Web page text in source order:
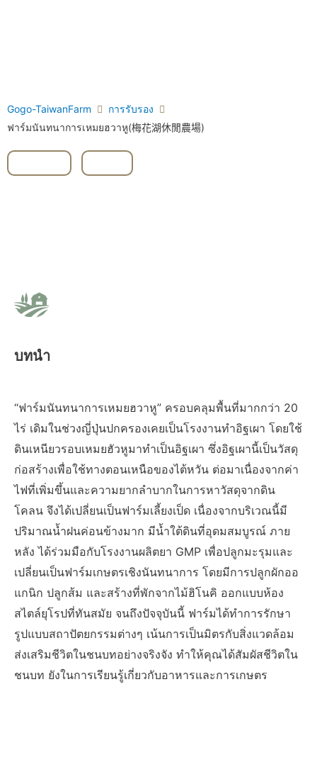
Gogo-TaiwanFarm
การรับรอง
ฟาร์มนันทนาการเหมยฮวาหู(梅花湖休閒農場)
บทนำ
“ฟาร์มนันทนาการเหมยฮวาหู” ครอบคลุมพื้นที่มากกว่า 20
ไร่ เดิมในช่วงญี่ปุ่นปกครองเคยเป็นโรงงานทำอิฐเผา โดยใช้
ดินเหนียวรอบเหมยฮัวหูมาทำเป็นอิฐเผา ซึ่งอิฐเผานี้เป็นวัสดุ
ก่อสร้างเพื่อใช้ทางตอนเหนือของไต้หวัน ต่อมาเนื่องจากค่า
ไฟที่เพิ่มขึ้นและความยากลำบากในการหาวัสดุจากดิน
โคลน จึงได้เปลี่ยนเป็นฟาร์มเลี้ยงเป็ด เนื่องจากบริเวณนี้มี
ปริมาณน้ำฝนค่อนข้างมาก มีน้ำใต้ดินที่อุดมสมบูรณ์ ภาย
หลัง ได้ร่วมมือกับโรงงานผลิตยา GMP เพื่อปลูกมะรุมและ
เปลี่ยนเป็นฟาร์มเกษตรเชิงนันทนาการ โดยมีการปลูกผักออ
แกนิก ปลูกส้ม และสร้างที่พักจากไม้ฮิโนคิ ออกแบบห้อง
สไตล์ยุโรปที่ทันสมัย จนถึงปัจจุบันนี้ ฟาร์มได้ทำการรักษา
รูปแบบสถาปัตยกรรมต่างๆ เน้นการเป็นมิตรกับสิ่งแวดล้อม
ส่งเสริมชีวิตในชนบทอย่างจริงจัง ทำให้คุณได้สัมผัสชีวิตใน
ชนบท ยังในการเรียนรู้เกี่ยวกับอาหารและการเกษตร